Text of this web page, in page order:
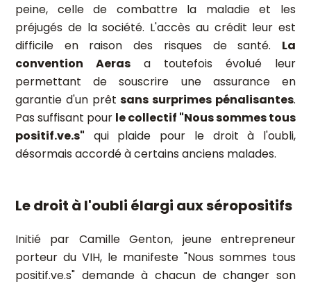
peine, celle de combattre la maladie et les
préjugés de la société. L'accès au crédit leur est
difficile en raison des risques de santé. La
convention Aeras a toutefois évolué leur
permettant de souscrire une assurance en
garantie d'un prêtsans surprimes pénalisantes.
Pas suffisant pour le collectif "Nous sommes tous
positif.ve.s" qui plaide pour le droit à l'oubli,
désormais accordé à certains anciens malades.
Le droit à l'oubli élargi aux séropositifs
Initié par Camille Genton, jeune entrepreneur
porteur du VIH, le manifeste "Nous sommes tous
positif.ve.s" demande à chacun de changer son